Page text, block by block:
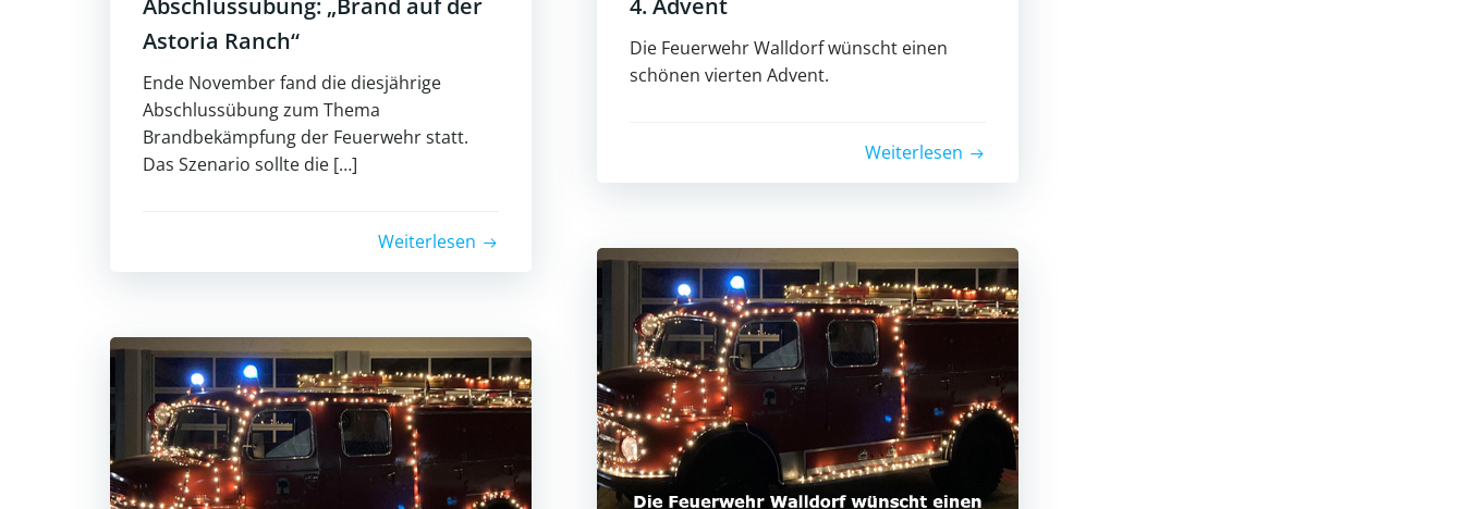
Abschlussübung: „Brand auf der
Astoria Ranch“
Ende November fand die diesjährige
Abschlussübung zum Thema
Brandbekämpfung der Feuerwehr statt.
Das Szenario sollte die […]
Weiterlesen
4. Advent
Die Feuerwehr Walldorf wünscht einen
schönen vierten Advent.
Weiterlesen